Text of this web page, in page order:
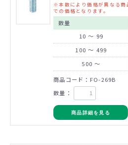
※本数により価格が異なる商
での価格となります。
数量
10 ～ 99
100 ～ 499
500 ～
商品コード：FO-269B
数量：
商品詳細を見る